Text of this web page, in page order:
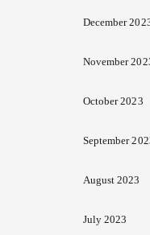
December
November
October 2023
September
August 2023
July 2023